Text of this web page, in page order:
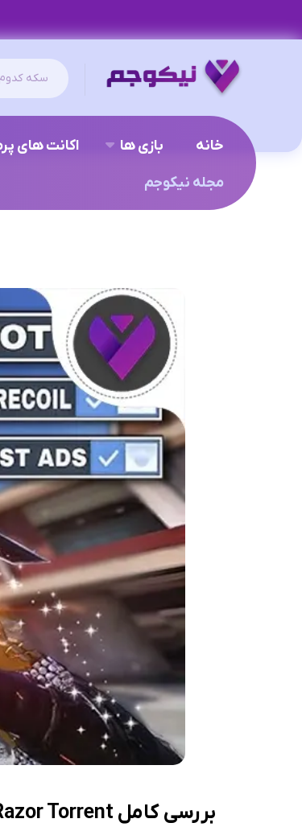
خانه بازی ها اکانت های
مجله نیکوجم
بررسی کامل